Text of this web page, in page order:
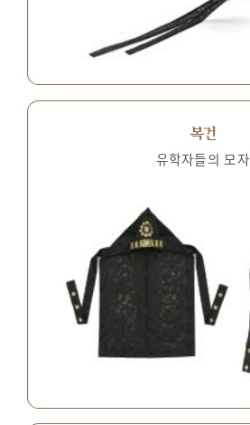
복건
유학자들의 모자